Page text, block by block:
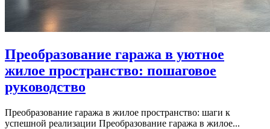
Преобразование гаража в уютное
жилое пространство: пошаговое
руководство
Преобразование гаража в жилое пространство: шаги к
успешной реализации Преобразование гаража в жилое...